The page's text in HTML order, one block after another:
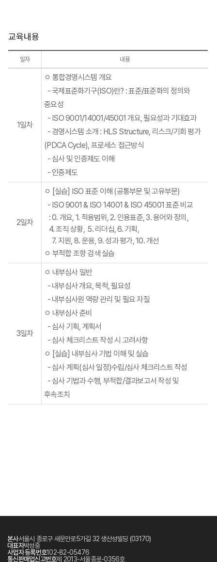
교육내용
일자 내용
1일차
ㅇ 통합경영시스템 개요
-국제표준화기구(ISO)란? :표준/표준화의 정의와
중요성
- ISO 9001/14001/45001개요,필요성과 기대효과
- 경영시스템 소개 : HLS Structure, 리스크/기회 평가
(PDCA Cycle), 프로세스 접근방식
- 심사 및 인증제도 이해
- 인증제도
2일차
ㅇ [실습] ISO 표준 이해 (공통부문 및 고유부문)
- ISO 9001 & ISO 14001 & ISO 45001표준 비교
: 0. 개요, 1. 적용범위, 2. 인용표준, 3. 용어와 정의,
4. 조직 상황, 5. 리더십, 6. 기획,
7. 지원, 8. 운용, 9. 성과 평가, 10. 개선
ㅇ 부적합 조항 검색 실습
3일차
ㅇ 내부심사 일반
- 내부심사 개요, 목적, 필요성
- 내부심사원 역량 관리 및 필요 자질
ㅇ 내부심사 준비
- 심사 기획, 계획서
- 심사 체크리스트 작성 시 고려사항
ㅇ [실습] 내부심사 기법 이해 및 실습
- 심사 계획(심사 일정)수립/심사 체크리스트 작성
- 심사 기법과 수행, 부적합/결과보고서 작성 및
후속조치
본사서울시 종로구 새문안로5가길 32 생산성빌딩 (03170)
대표자박성중
사업자 등록번호102-82-05476
통신판매업신고번호제 2013-서울종로-0356호